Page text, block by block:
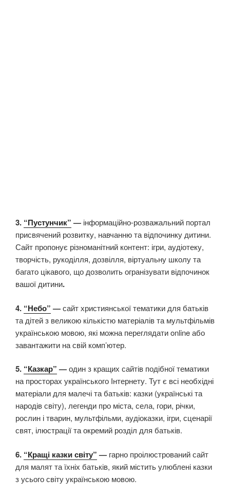
3. “Пустунчик” — інформаційно-розважальний портал
присвячений розвитку, навчанню та відпочинку дитини.
Сайт пропонує різноманітний контент: ігри, аудіотеку,
творчість, рукоділля, дозвілля, віртуальну школу та
багато цікавого, що дозволить огранізувати відпочинок
вашої дитини.
4. “Небо” —сайт християнської тематики для батьків
та дітей з великою кількістю матеріалів та мультфільмів
українською мовою, які можна переглядати online або
завантажити на свій комп’ютер.
5. “Казкар” —один з кращих сайтів подібної тематики
на просторах українського Інтернету. Тут є всі необхідні
матеріали для малечі та батьків: казки (українські та
народів світу), легенди про міста, села, гори, річки,
рослин і тварин, мультфільми, аудіоказки, ігри, сценарії
свят, ілюстрації та окремий розділ для батьків.
6. “Кращі казки світу” — гарно проілюстрований сайт
для малят та їхніх батьків, який містить улюблені казки
з усього світу українською мовою.